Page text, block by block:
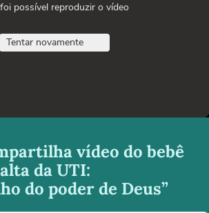
possível reproduzir o vídeo
Tentar novamente
vídeo do bebê
da UTI:
do poder de Deus”